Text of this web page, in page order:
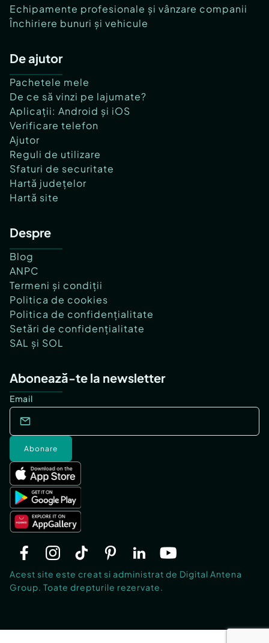
Echipamente profesionale și vânzare companii
Închiriere bunuri și vehicule
De ajutor
Pachetele mele
De ce să vinzi pe lajumate?
Aplicații: Android și iOS
Verificare telefon
Ajutor
Reguli de utilizare
Sfaturi de securitate
Hartă județelor
Hartă site
Despre
Blog
ANPC
Termeni și condiții
Politica de cookies
Politica de confidențialitate
Setări de confidențialitate
SAL și SOL
Abonează-te la newsletter
Email
Abonare
Acest site este creat si administrat de Digital Antena
Group. Toate drepturile rezervate.